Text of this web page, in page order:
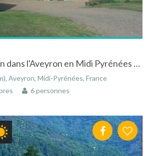
Gîte à Saint-Santin dans l'Aveyron en Midi Pyrénées aux confins du Lot et du Cantal
Aveyron, Midi-Pyrénées, France
6 personnes